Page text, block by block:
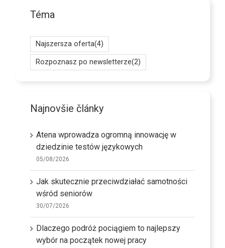
Téma
Najszersza oferta(4)
Rozpoznasz po newsletterze(2)
Najnovšie články
Atena wprowadza ogromną innowację w
dziedzinie testów językowych
05/08/2026
Jak skutecznie przeciwdziałać samotności
wśród seniorów
30/07/2026
Dlaczego podróż pociągiem to najlepszy
wybór na początek nowej pracy